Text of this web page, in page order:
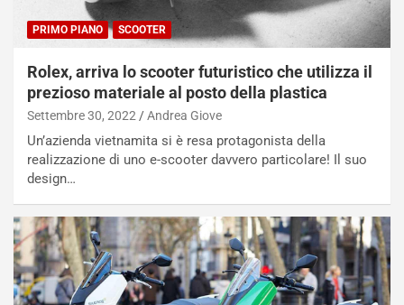
PRIMO PIANO SCOOTER
Rolex, arriva lo scooter futuristico che utilizza il
prezioso materiale al posto della plastica
Settembre 30, 2022 Andrea Giove
Un’azienda vietnamita si è resa protagonista della
realizzazione di uno e-scooter davvero particolare! Il suo
design…